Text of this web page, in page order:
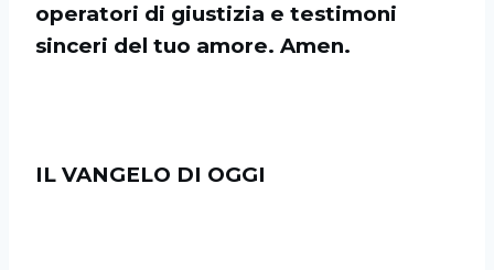
operatori di giustizia e testimoni
sinceri del tuo amore. Amen.
IL VANGELO DI OGGI